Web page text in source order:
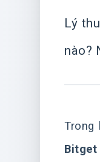
Lý
nào?
Trong
Bitget